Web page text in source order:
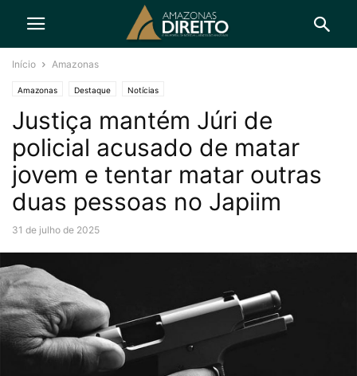
Início Amazonas
Amazonas Destaque Notícias
Justiça mantém Júri de
policial acusado de matar
jovem e tentar matar outras
duas pessoas no Japiim
31 de julho de 2025